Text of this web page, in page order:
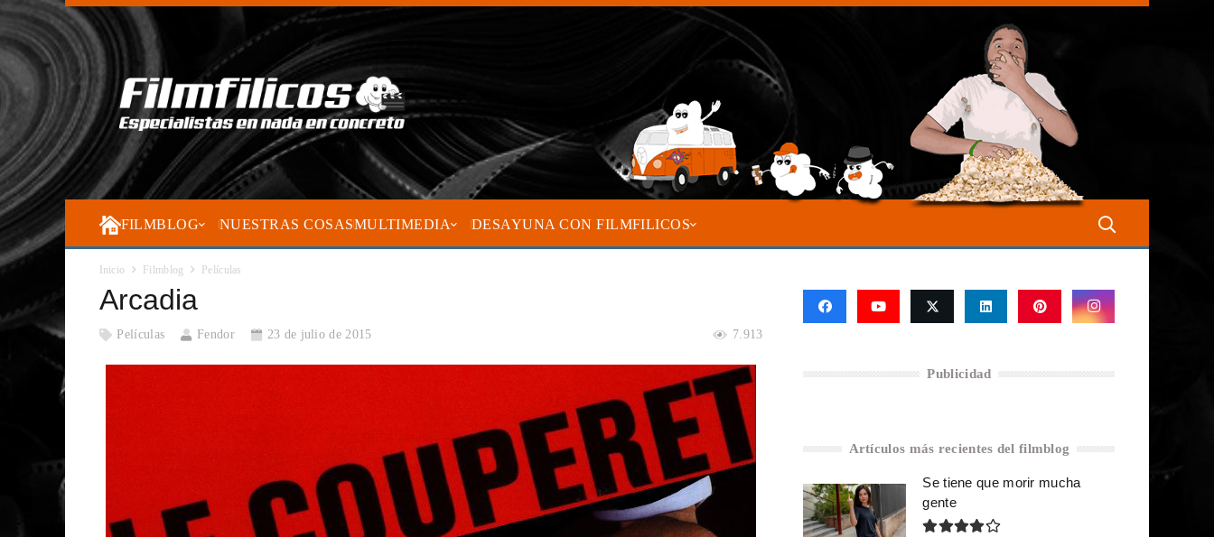
FILMBLOG NUESTRAS COSASMULTIMEDIA DESAYUNA CON FILMFILICOS
Inicio Filmblog Películas
Arcadia
Películas Fendor 23 de julio de 2015 7.913
Publicidad
Artículos más recientes del filmblog
Se tiene que morir mucha
gente